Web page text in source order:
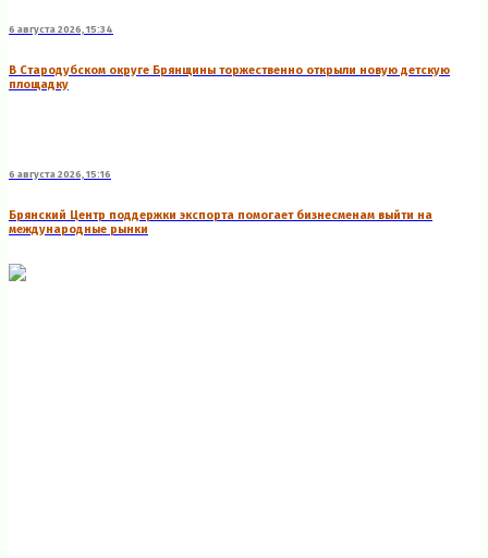
6 августа 2026, 15:34
В Стародубском округе Брянщины торжественно открыли новую детскую
площадку
6 августа 2026, 15:16
Брянский Центр поддержки экспорта помогает бизнесменам выйти на
международные рынки